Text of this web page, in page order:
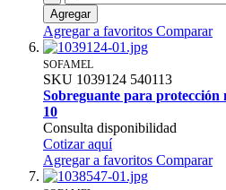
Agregar
Agregar a favoritos Comparar
SOFAMEL
SKU 1039124 540113
Sobreguante para protección
10
Consulta disponibilidad
Cotizar aquí
Agregar a favoritos Comparar